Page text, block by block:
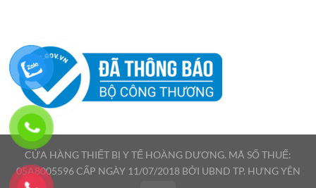
CỬA HÀNG THIẾT BỊ Y TẾ HOÀNG DƯƠNG. MÃ SỐ THUẾ:
05A8005596 CẤP NGÀY 11/07/2018 BỞI UBND TP. HƯNG YÊN